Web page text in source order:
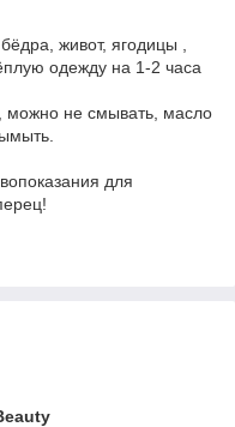
живот, ягодицы ,
одежду на 1-2 часа
можно не смывать, масло
для